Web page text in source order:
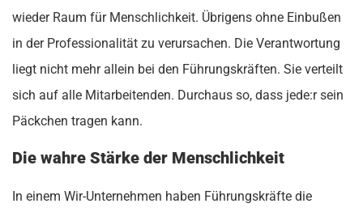
wieder Raum für Menschlichkeit. Übrigens ohne Einbußen
in der Professionalität zu verursachen. Die Verantwortung
liegt nicht mehr allein bei den Führungskräften. Sie verteilt
sich auf alle Mitarbeitenden. Durchaus so, dass jede:r sein
Päckchen tragen kann.
Die wahre Stärke der Menschlichkeit
In einem Wir-Unternehmen haben Führungskräfte die